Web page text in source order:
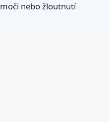
nebo žloutnutí